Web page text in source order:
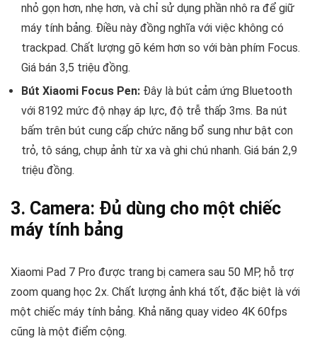
nhỏ gọn hơn, nhẹ hơn, và chỉ sử dụng phần nhô ra để giữ
máy tính bảng. Điều này đồng nghĩa với việc không có
trackpad. Chất lượng gõ kém hơn so với bàn phím Focus.
Giá bán 3,5 triệu đồng.
Bút Xiaomi Focus Pen: Đây là bút cảm ứng Bluetooth
với 8192 mức độ nhạy áp lực, độ trễ thấp 3ms. Ba nút
bấm trên bút cung cấp chức năng bổ sung như bật con
trỏ, tô sáng, chụp ảnh từ xa và ghi chú nhanh. Giá bán 2,9
triệu đồng.
3. Camera: Đủ dùng cho một chiếc
máy tính bảng
Xiaomi Pad 7 Pro được trang bị camera sau 50 MP, hỗ trợ
zoom quang học 2x. Chất lượng ảnh khá tốt, đặc biệt là với
một chiếc máy tính bảng. Khả năng quay video 4K 60fps
cũng là một điểm cộng.